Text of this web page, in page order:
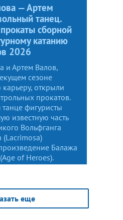
— Артем
танец.
сборной
катанию
2026
и Артем Валов,
сезоне
открыли
прокатов.
фигуристы
известную часть
Вольфганга
Балажа
of Heroes).
еще